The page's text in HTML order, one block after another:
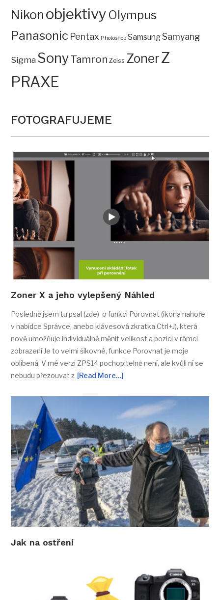
Nikon objektivy Olympus
Panasonic Pentax Photoshop SamsungSamyang
Sigma SonyTamron Zeiss ZonerZ
PRAXE
FOTOGRAFUJEME
Zoner X a jeho vylepšený Náhled
Posledně jsem tu psal (zde) o funkci Porovnat (ikona nahoře
v nabídce Správce, anebo klávesová zkratka Ctrl+J), která
nově umožňuje individuálně měnit velikost a pozici v rámci
zobrazení Je to velmi šikovné, funkce Porovnat je moje
oblíbená. V mé verzi ZPS14 pochopitelně není, ale kvůli ní se
nebudu přezouvat z [Read More…]
Jak na ostření